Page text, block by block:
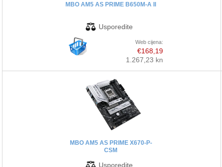
MBO AM5 AS PRIME B650M-A II
Web cijena:
€168,19
1.267,23 kn
MBO AM5 AS PRIME X670-P-
CSM